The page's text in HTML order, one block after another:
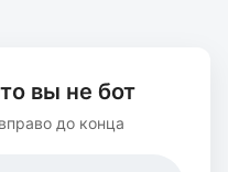
вы не бот
до конца